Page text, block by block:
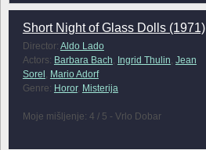
Short Night of Glass Dolls (1971)
Director: Aldo Lado
Actors: Barbara Bach Ingrid Thulin Jean
Sorel Mario Adorf
Genre: Horor, Misterija
Moje mišljenje: 4 / 5 - Vrlo Dobar